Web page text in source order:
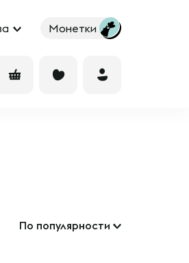
Монетки
По популярности